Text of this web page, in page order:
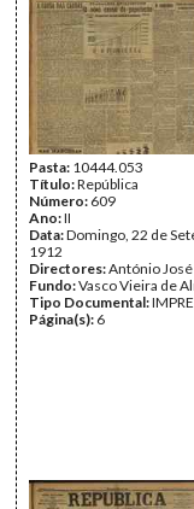
Pasta: 10444.053
Título:República
Número: 609
Ano:II
Data:Domingo, 22 de
1912
Directores:António
Fundo:Vasco Vieira de
Tipo Documental:
Página(s): 6